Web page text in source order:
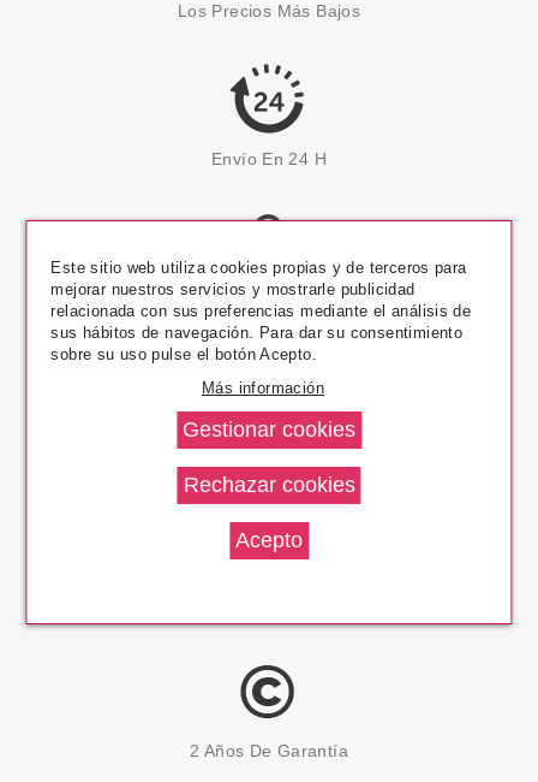
Los Precios Más Bajos
Envío En 24 H
Pago Seguro
14 Días Devolución
2 Años De Garantía
Este sitio web utiliza cookies propias y de terceros para
mejorar nuestros servicios y mostrarle publicidad
relacionada con sus preferencias mediante el análisis de
sus hábitos de navegación. Para dar su consentimiento
sobre su uso pulse el botón Acepto.
Más información